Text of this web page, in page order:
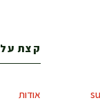
קצת
אודות